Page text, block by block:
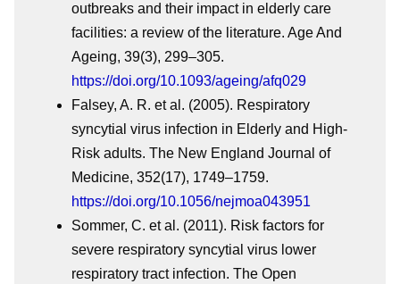
outbreaks and their impact in elderly care
facilities: a review of the literature. Age And
Ageing, 39(3), 299–305.
https://doi.org/10.1093/ageing/afq029
Falsey, A. R. et al. (2005). Respiratory
syncytial virus infection in Elderly and High-
Risk adults. The New England Journal of
Medicine, 352(17), 1749–1759.
https://doi.org/10.1056/nejmoa043951
Sommer, C. et al. (2011). Risk factors for
severe respiratory syncytial virus lower
respiratory tract infection. The Open